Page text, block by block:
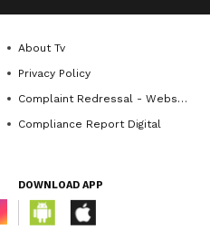
About Tv
Privacy Policy
Complaint Redressal - Website
Compliance Report Digital
DOWNLOAD APP